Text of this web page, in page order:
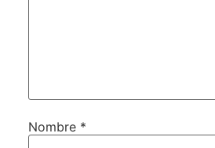
Nombre *